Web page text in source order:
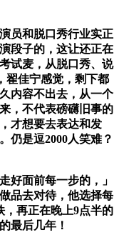
员和脱口秀行业实正
段子的，这让还正在
试麦，从脱口秀、说
翟佳宁感觉，剩下都
内容不出去，从一个
，不代表磅礴旧事的
才想要去表达和发
仍是逗2000人笑难？
面前每一步的，」
品去对待，他选择每
，再正在晚上9点半的
最后几年！